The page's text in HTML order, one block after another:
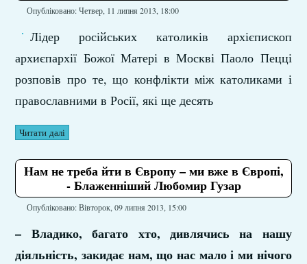
Опубліковано: Четвер, 11 липня 2013, 18:00
Лідер російських католиків архієпископ
архиєпархії Божої Матері в Москві Паоло Пецці
розповів про те, що конфлікти між католиками і
православними в Росії, які ще десять
Читати далі
Нам не треба йти в Європу – ми вже в Європі,
- Блаженніший Любомир Гузар
Опубліковано: Вівторок, 09 липня 2013, 15:00
– Владико, багато хто, дивлячись на нашу
діяльність, закидає нам, що нас мало і ми нічого